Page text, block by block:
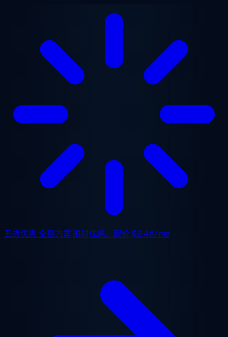
五折优惠 全部方案,限时优惠。起价$2.48/mo